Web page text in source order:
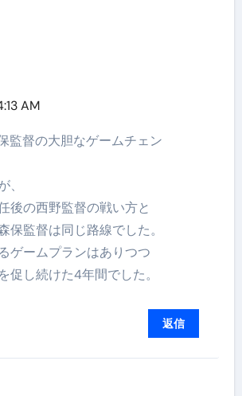
AM
監督の大胆なゲームチェン
、
後の西野監督の戦い方と
保監督は同じ路線でした。
ゲームプランはありつつ
促し続けた4年間でした。
返信